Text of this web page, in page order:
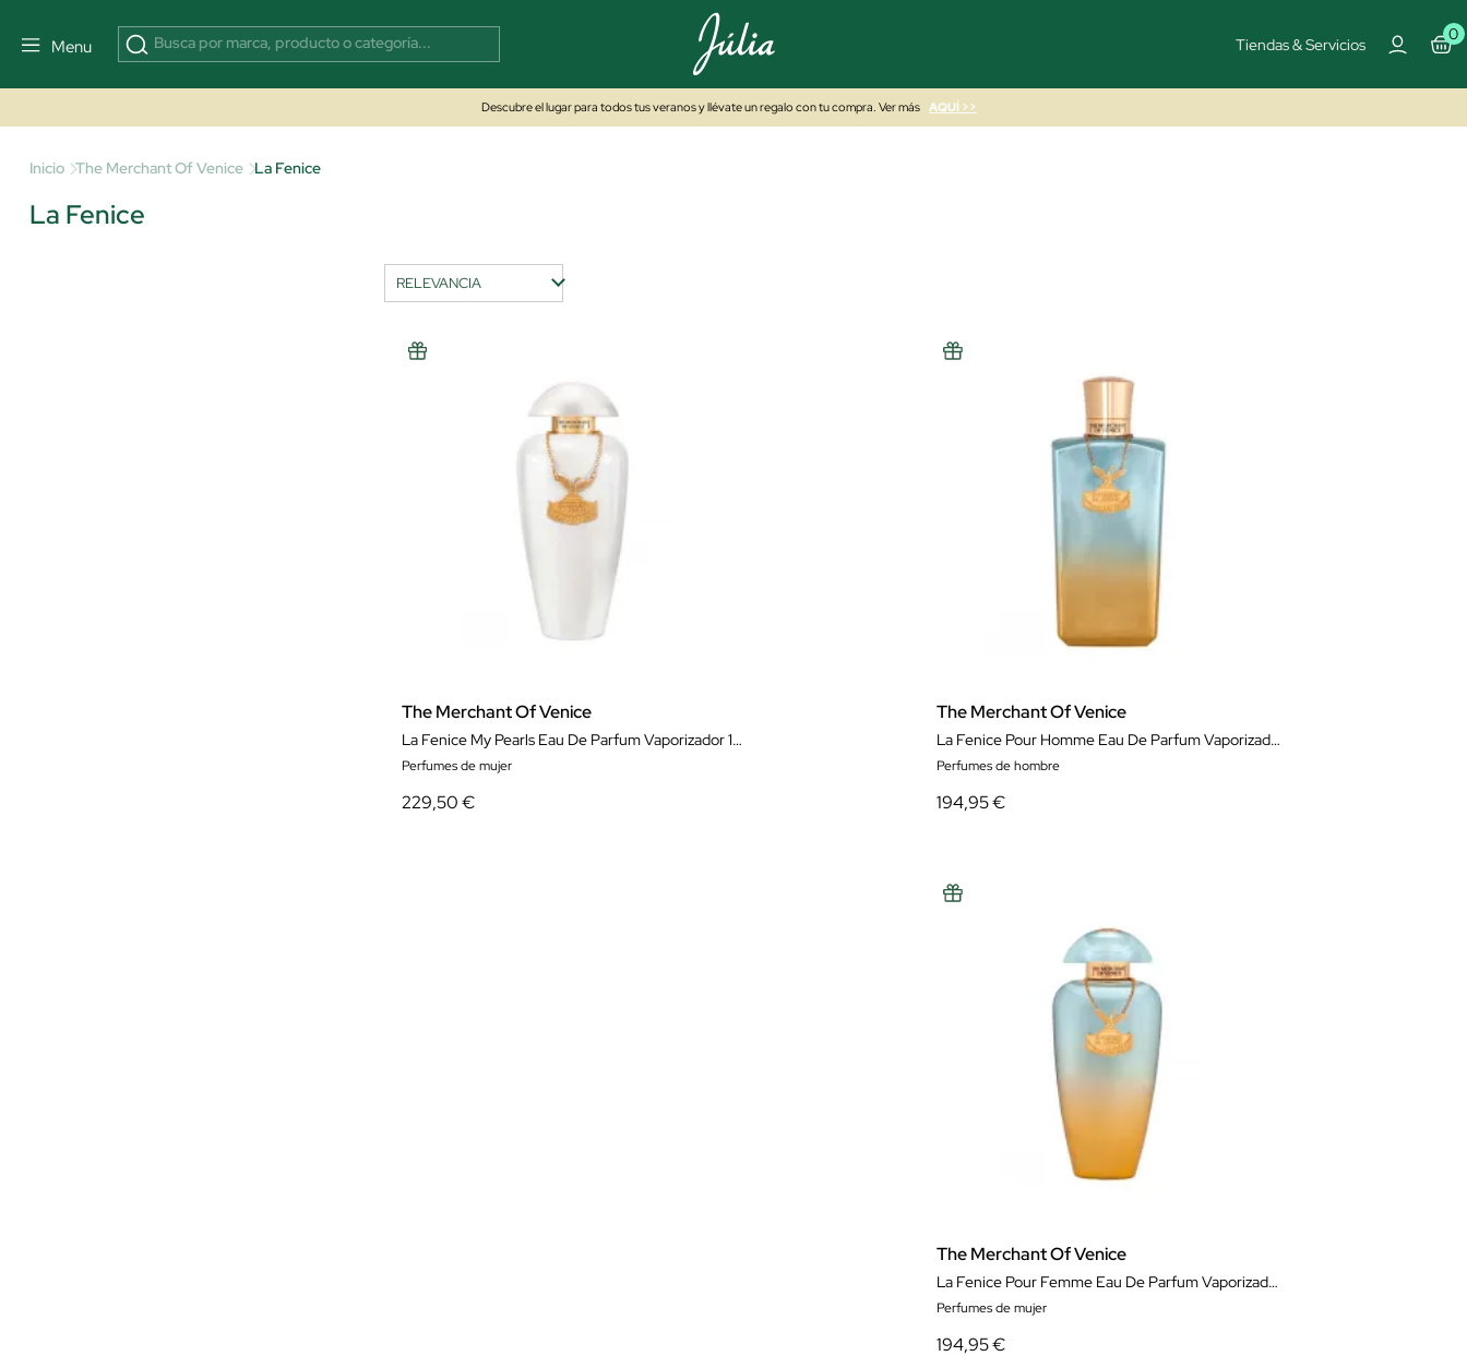
Menu Tiendas & Servicios
0
Descubre el lugar para todos tus veranos y llévate un regalo con tu compra. Ver más AQUÍ >>
Inicio The Merchant Of Venice La Fenice
La Fenice
The Merchant Of Venice
La Fenice My Pearls Eau De Parfum Vaporizador 100ml
Perfumes de mujer
229,50 €
The Merchant Of Venice
La Fenice Pour Homme Eau De Parfum Vaporizador 100ml
Perfumes de hombre
194,95 €
The Merchant Of Venice
La Fenice Pour Femme Eau De Parfum Vaporizador 100ml
Perfumes de mujer
194,95 €